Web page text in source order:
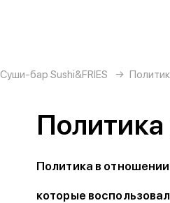
Суши-бар Sushi&FRIES
Политика в
которые